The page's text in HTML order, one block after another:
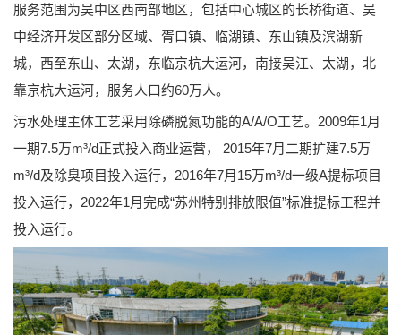
服务范围为吴中区西南部地区，包括中心城区的长桥街道、吴
中经济开发区部分区域、胥口镇、临湖镇、东山镇及滨湖新
城，西至东山、太湖，东临京杭大运河，南接吴江、太湖，北
靠京杭大运河，服务人口约60万人。
污水处理主体工艺采用除磷脱氮功能的A/A/O工艺。2009年1月
一期7.5万m³/d正式投入商业运营， 2015年7月二期扩建7.5万
m³/d及除臭项目投入运行，2016年7月15万m³/d一级A提标项目
投入运行，2022年1月完成“苏州特别排放限值”标准提标工程并
投入运行。